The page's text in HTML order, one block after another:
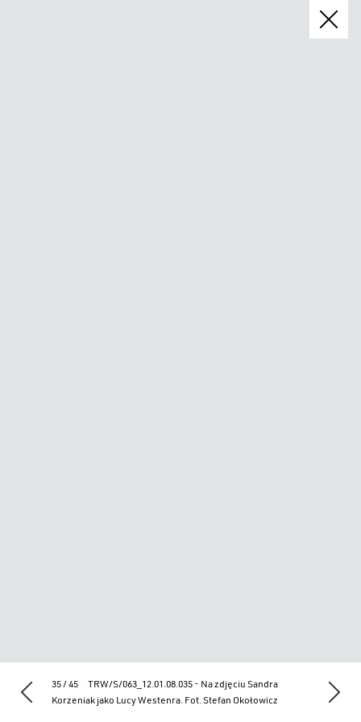
35 / 45
TRW/S/063_12.01.08.035 - Na zdjęciu Sandra
Korzeniak jako Lucy Westenra. Fot. Stefan Okołowicz